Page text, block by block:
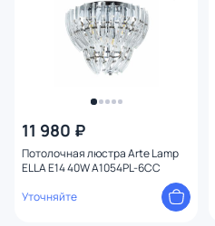
11 980 ₽
Потолочная люстра Arte Lamp
ELLA E14 40W A1054PL-6CC
Уточняйте